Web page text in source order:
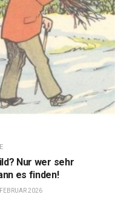
Nur wer sehr
es finden!
2026